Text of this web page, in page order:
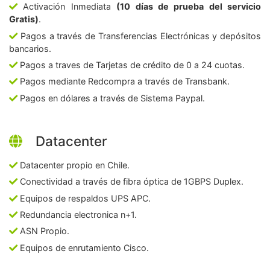
Activación Inmediata (10 días de prueba del servicio
Gratis).
Pagos a través de Transferencias Electrónicas y depósitos
bancarios.
Pagos a traves de Tarjetas de crédito de 0 a 24 cuotas.
Pagos mediante Redcompra a través de Transbank.
Pagos en dólares a través de Sistema Paypal.
Datacenter
Datacenter propio en Chile.
Conectividad a través de fibra óptica de 1GBPS Duplex.
Equipos de respaldos UPS APC.
Redundancia electronica n+1.
ASN Propio.
Equipos de enrutamiento Cisco.